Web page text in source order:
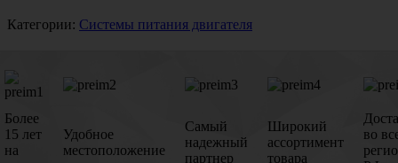
Категории: Системы питания двигателя
Более
15 лет
на
Удобное
местоположение
Самый
надежный
партнер
Широкий
ассортимент
товара
во